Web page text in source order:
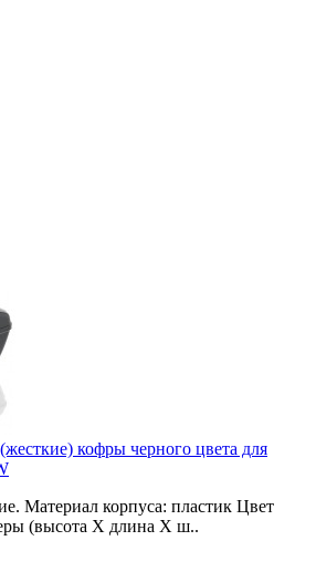
кофры черного цвета для
Материал корпуса: пластик Цвет
(высота X длина X ш..